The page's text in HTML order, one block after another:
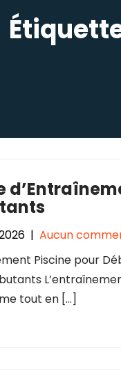
| Aucun
Piscine pour
tout en […]